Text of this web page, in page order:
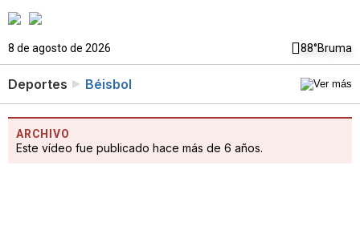
8 de agosto de 2026 88°Bruma
Deportes Béisbol
ARCHIVO
Este vídeo fue publicado hace más de 6 años.